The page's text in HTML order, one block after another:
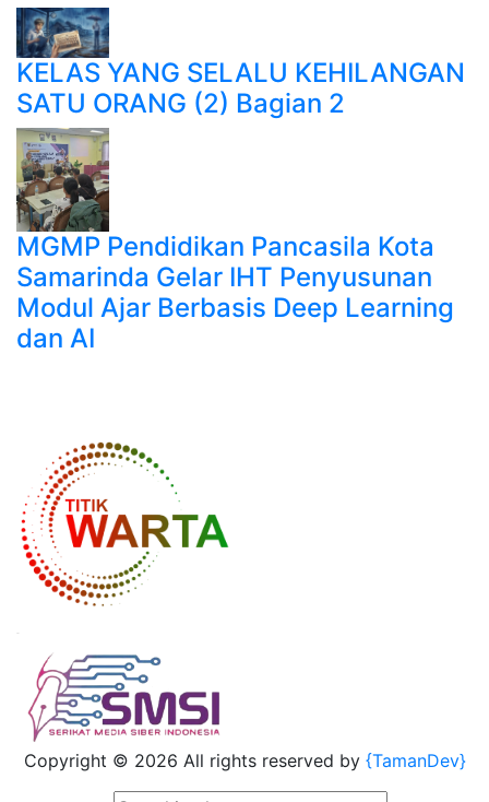
KELAS YANG SELALU KEHILANGAN
SATU ORANG (2) Bagian 2
MGMP Pendidikan Pancasila Kota
Samarinda Gelar IHT Penyusunan
Modul Ajar Berbasis Deep Learning
dan AI
Copyright © 2026 All rights reserved by {TamanDev}